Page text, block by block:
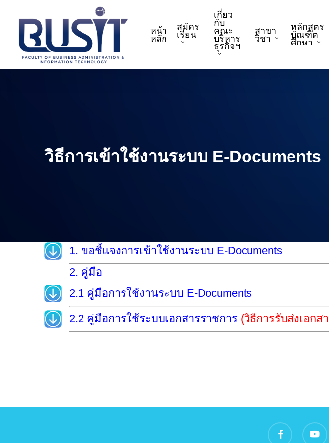
content
หน้า
หลัก
สมัคร
เรียน
เกี่ยว
กับ
คณะ
บริหาร
ธุรกิจฯ
สาขา
วิชา
หลักสูตร
บัณฑิต
ศึกษา
วิธีการเข้าใช้งานระบบ E-Documents
1. ขอชี้แจงการเข้าใช้งานระบบ E-Documents
2. คู่มือ
2.1 คู่มือการใช้งานระบบ E-Documents
2.2 คู่มือการใช้ระบบเอกสารราชการ (วิธีการรับส่งเอกส
facebook youtube